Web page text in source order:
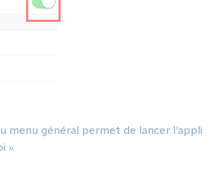
menu général permet de lancer l’appli
».